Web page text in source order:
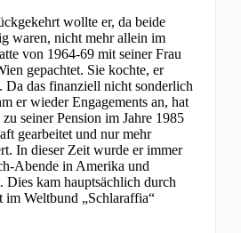
wollte er, da beide
waren, nicht mehr allein im
von 1964-69 mit seiner Frau
gepachtet. Sie kochte, er
Da das finanziell nicht sonderlich
er wieder Engagements an, hat
seiner Pension im Jahre 1985
gearbeitet und nur mehr
In dieser Zeit wurde er immer
Abende in Amerika und
Dies kam hauptsächlich durch
im Weltbund „Schlaraffia“